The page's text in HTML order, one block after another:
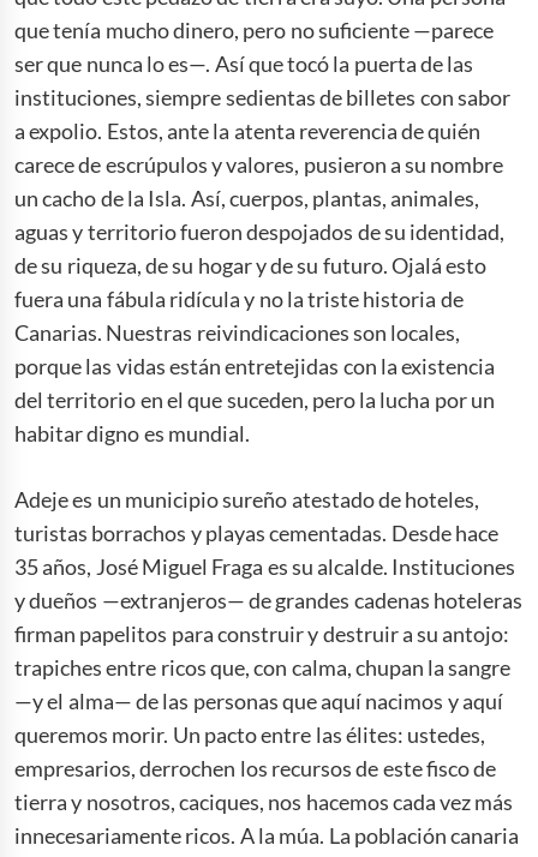
que tenía mucho dinero, pero no suficiente —parece
ser que nunca lo es—. Así que tocó la puerta de las
instituciones, siempre sedientas de billetes con sabor
a expolio. Estos, ante la atenta reverencia de quién
carece de escrúpulos y valores, pusieron a su nombre
un cacho de la Isla. Así, cuerpos, plantas, animales,
aguas y territorio fueron despojados de su identidad,
de su riqueza, de su hogar y de su futuro. Ojalá esto
fuera una fábula ridícula y no la triste historia de
Canarias. Nuestras reivindicaciones son locales,
porque las vidas están entretejidas con la existencia
del territorio en el que suceden, pero la lucha por un
habitar digno es mundial.
Adeje es un municipio sureño atestado de hoteles,
turistas borrachos y playas cementadas. Desde hace
35 años, José Miguel Fraga es su alcalde. Instituciones
y dueños —extranjeros— de grandes cadenas hoteleras
firman papelitos para construir y destruir a su antojo:
trapiches entre ricos que, con calma, chupan la sangre
—y el alma— de las personas que aquí nacimos y aquí
queremos morir. Un pacto entre las élites: ustedes,
empresarios, derrochen los recursos de este fisco de
tierra y nosotros, caciques, nos hacemos cada vez más
innecesariamente ricos. A la múa. La población canaria